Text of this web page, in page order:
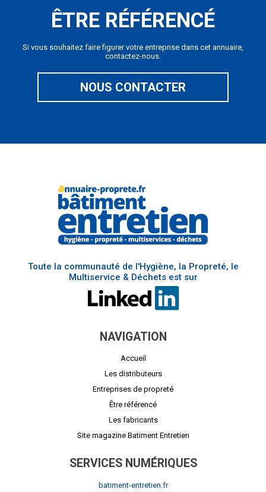
ÊTRE RÉFÉRENCÉ
Si vous souhaitez faire figurer votre entreprise dans cet annuaire,
contactez-nous.
NOUS CONTACTER
Toute la communauté de l'Hygiène, la Propreté, le
Multiservice & Déchets est sur
NAVIGATION
Accueil
Les distributeurs
Entreprises de propreté
Être référencé
Les fabricants
Site magazine Batiment Entretien
SERVICES NUMÉRIQUES
batiment-entretien.fr